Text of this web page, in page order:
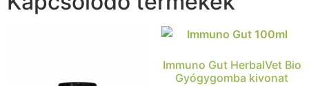
Immuno Gut HerbalVet Bio
Gyógygomba kivonat